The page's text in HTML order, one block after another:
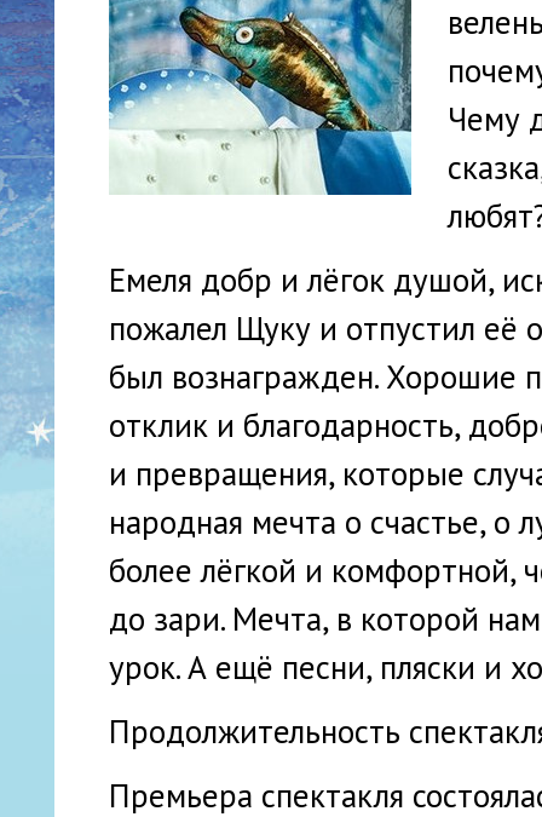
Чему
Емеля добр и лёгок душой,
пожалел Щуку и отпустил её
был вознагражден. Хорошие
отклик и благодарность,
и превращения, которые
народная мечта о счастье, о
более лёгкой и комфортной,
до зари. Мечта, в которой
урок. А ещё песни, пляски и
Продолжительность
Премьера спектакля